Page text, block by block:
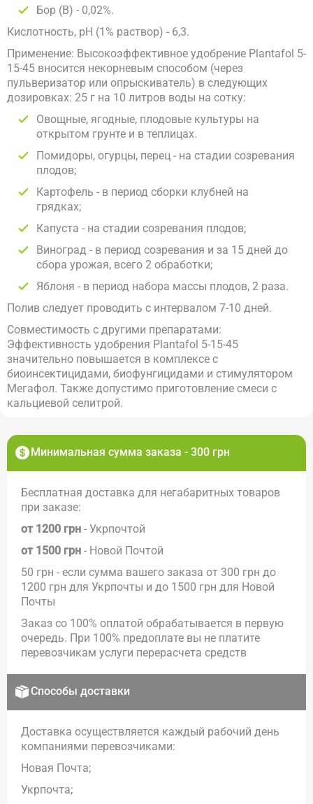
Минимальная сумма заказа - 300 грн
Бесплатная доставка для негабаритных товаров
при заказе:
от 1200 грн - Укрпочтой
от 1500 грн - Новой Почтой
50 грн - если сумма вашего заказа от 300 грн до
1200 грн для Укрпочты и до 1500 грн для Новой
Почты
Заказ со 100% оплатой обрабатывается в первую
очередь. При 100% предоплате вы не платите
перевозчикам услуги перерасчета средств
Способы доставки
Доставка осуществляется каждый рабочий день
компаниями перевозчиками:
Новая Почта;
Укрпочта;
Бор (B) - 0,02%.
Кислотность, pH (1% раствор) - 6,3.
Применение: Высокоэффективное удобрение Plantafol 5-
15-45 вносится некорневым способом (через
пульверизатор или опрыскиватель) в следующих
дозировках: 25 г на 10 литров воды на сотку:
Овощные, ягодные, плодовые культуры на
открытом грунте и в теплицах.
Помидоры, огурцы, перец - на стадии созревания
плодов;
Картофель - в период сборки клубней на
грядках;
Капуста - на стадии созревания плодов;
Виноград - в период созревания и за 15 дней до
сбора урожая, всего 2 обработки;
Яблоня - в период набора массы плодов, 2 раза.
Полив следует проводить с интервалом 7-10 дней.
Совместимость с другими препаратами:
Эффективность удобрения Plantafol 5-15-45
значительно повышается в комплексе с
биоинсектицидами, биофунгицидами и стимулятором
Мегафол. Также допустимо приготовление смеси с
кальциевой селитрой.